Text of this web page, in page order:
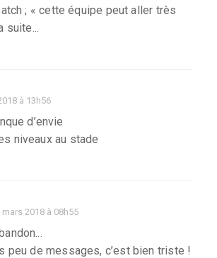
; « cette équipe peut aller très
à 13h56
d’envie
niveaux au stade
mars 2018 à 08h55
peu de messages, c’est bien triste !